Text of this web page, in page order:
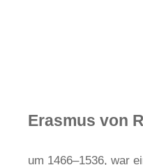
Erasmus von
um 1466–1536, war